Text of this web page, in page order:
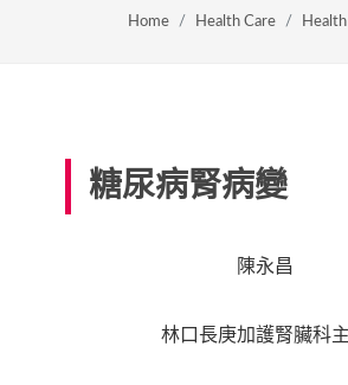
Home Health Care
糖尿病腎病變
陳永昌
林口長庚加護腎臟科